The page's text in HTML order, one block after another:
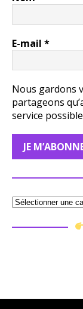
E-mail *
Nous gardons
partageons
service